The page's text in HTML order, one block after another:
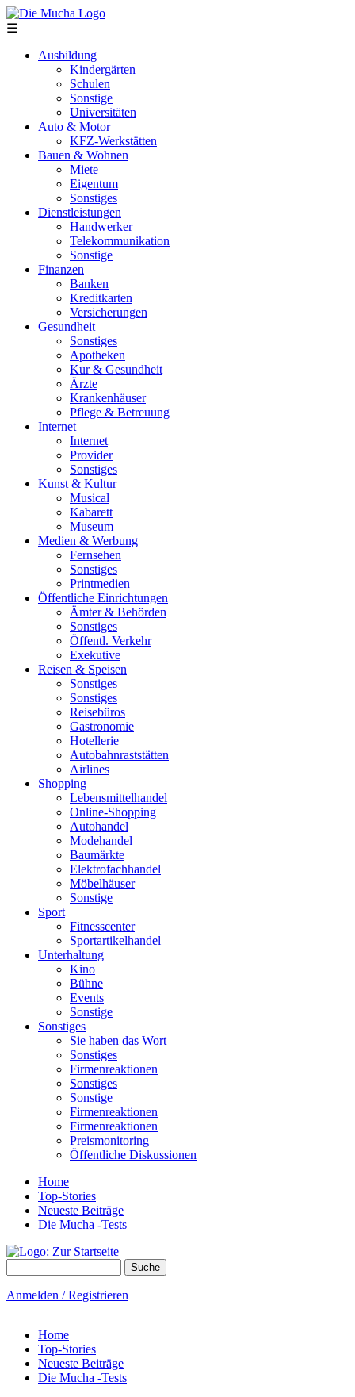
Direkt zum Inhalt
☰
Ausbildung
Kindergärten
Schulen
Sonstige
Universitäten
Auto & Motor
KFZ-Werkstätten
Bauen & Wohnen
Miete
Eigentum
Sonstiges
Dienstleistungen
Handwerker
Telekommunikation
Sonstige
Finanzen
Banken
Kreditkarten
Versicherungen
Gesundheit
Sonstiges
Apotheken
Kur & Gesundheit
Ärzte
Krankenhäuser
Pflege & Betreuung
Internet
Internet
Provider
Sonstiges
Kunst & Kultur
Musical
Kabarett
Museum
Medien & Werbung
Fernsehen
Sonstiges
Printmedien
Öffentliche Einrichtungen
Ämter & Behörden
Sonstiges
Öffentl. Verkehr
Exekutive
Reisen & Speisen
Sonstiges
Sonstiges
Reisebüros
Gastronomie
Hotellerie
Autobahnraststätten
Airlines
Shopping
Lebensmittelhandel
Online-Shopping
Autohandel
Modehandel
Baumärkte
Elektrofachhandel
Möbelhäuser
Sonstige
Sport
Fitnesscenter
Sportartikelhandel
Unterhaltung
Kino
Bühne
Events
Sonstige
Sonstiges
Sie haben das Wort
Sonstiges
Firmenreaktionen
Sonstiges
Sonstige
Firmenreaktionen
Firmenreaktionen
Preismonitoring
Öffentliche Diskussionen
Home
Top-Stories
Neueste Beiträge
Die Mucha -Tests
Anmelden / Registrieren
Home
Top-Stories
Neueste Beiträge
Die Mucha -Tests